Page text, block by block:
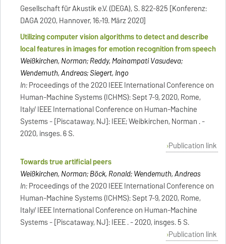
Gesellschaft für Akustik e.V. (DEGA), S. 822-825 [Konferenz:
DAGA 2020, Hannover, 16.-19. März 2020]
Utilizing computer vision algorithms to detect and describe
local features in images for emotion recognition from speech
Weißkirchen, Norman; Reddy, Mainampati Vasudeva;
Wendemuth, Andreas; Siegert, Ingo
In:Proceedings of the 2020 IEEE International Conference on
Human-Machine Systems (ICHMS): Sept 7-9, 2020, Rome,
Italy/ IEEE International Conference on Human-Machine
Systems - [Piscataway, NJ]: IEEE; Weibkirchen, Norman . -
2020, insges. 6 S.
Publication link
Towards true artificial peers
Weißkirchen, Norman; Böck, Ronald; Wendemuth, Andreas
In:Proceedings of the 2020 IEEE International Conference on
Human-Machine Systems (ICHMS): Sept 7-9, 2020, Rome,
Italy/ IEEE International Conference on Human-Machine
Systems - [Piscataway, NJ]: IEEE . - 2020, insges. 5 S.
Publication link